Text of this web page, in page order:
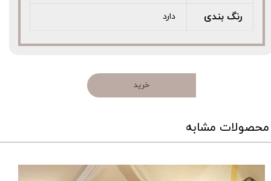
رنگ بندی دارد
خرید
محصولات مشابه